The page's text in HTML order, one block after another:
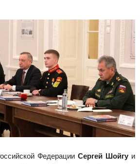
Федерации Сергей Шойгу и